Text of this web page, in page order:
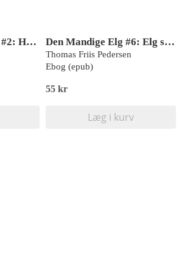
Beduna og Hyggefis #2: Hyggefis vil være sej (LYT & LÆS) Den Mandige Elg #6: Elg starter en kanal (LYT & LÆS)
Thomas Friis Pedersen
Ebog (epub)
55 kr
Læg i kurv